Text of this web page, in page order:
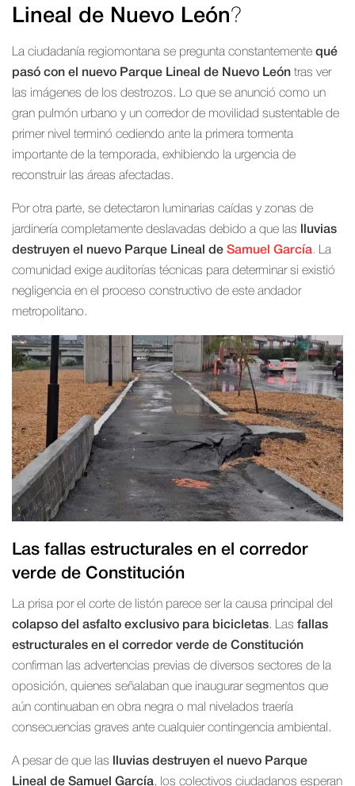
Lineal de Nuevo León?
La ciudadanía regiomontana se pregunta constantemente qué
pasó con el nuevo Parque Lineal de Nuevo León tras ver
las imágenes de los destrozos. Lo que se anunció como un
gran pulmón urbano y un corredor de movilidad sustentable de
primer nivel terminó cediendo ante la primera tormenta
importante de la temporada, exhibiendo la urgencia de
reconstruir las áreas afectadas.
Por otra parte, se detectaron luminarias caídas y zonas de
jardinería completamente deslavadas debido a que las
lluvias
destruyen el nuevo Parque Lineal de Samuel García. La
comunidad exige auditorías técnicas para determinar si existió
negligencia en el proceso constructivo de este andador
metropolitano.
Las fallas estructurales en el corredor
verde de Constitución
La prisa por el corte de listón parece ser la causa principal del
colapso del asfalto exclusivo para bicicletas. Las fallas
estructurales en el corredor verde de Constitución
confirman las advertencias previas de diversos sectores de la
oposición, quienes señalaban que inaugurar segmentos que
aún continuaban en obra negra o mal nivelados traería
consecuencias graves ante cualquier contingencia ambiental.
A pesar de que las
lluvias destruyen el nuevo Parque
Lineal de Samuel García, los colectivos ciudadanos esperan